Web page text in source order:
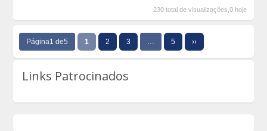
230 total de visualizações,0 hoje
Página1 de5 1 2 3 … 5 ››
Links Patrocinados